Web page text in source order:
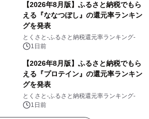
【2026年8月版】ふるさと納税でもら
える『ななつぼし』の還元率ランキン
グを発表
とくさと-ふるさと納税還元率ランキング-
1日前
【2026年8月版】ふるさと納税でもら
える『プロテイン』の還元率ランキン
グを発表
とくさと-ふるさと納税還元率ランキング-
1日前